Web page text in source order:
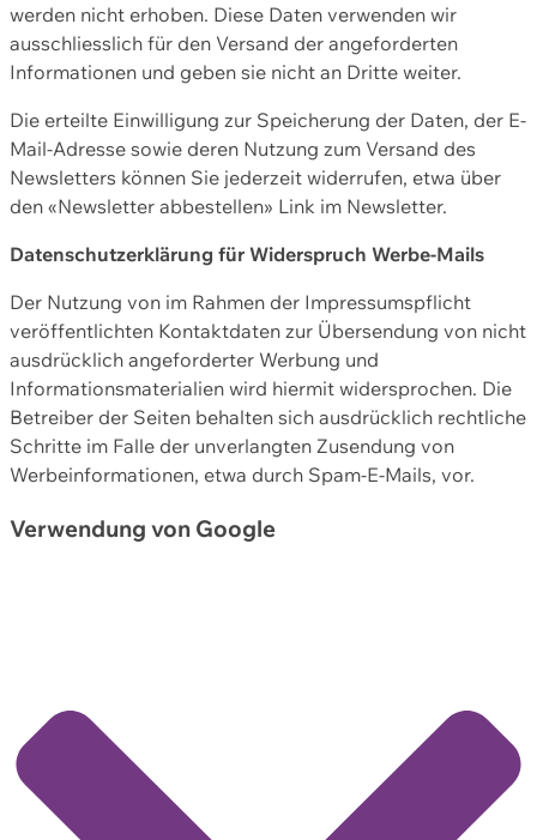
werden nicht erhoben. Diese Daten verwenden wir
ausschliesslich für den Versand der angeforderten
Informationen und geben sie nicht an Dritte weiter.
Die erteilte Einwilligung zur Speicherung der Daten, der E-
Mail-Adresse sowie deren Nutzung zum Versand des
Newsletters können Sie jederzeit widerrufen, etwa über
den «Newsletter abbestellen» Link im Newsletter.
Datenschutzerklärung für Widerspruch Werbe-Mails
Der Nutzung von im Rahmen der Impressumspflicht
veröffentlichten Kontaktdaten zur Übersendung von nicht
ausdrücklich angeforderter Werbung und
Informationsmaterialien wird hiermit widersprochen. Die
Betreiber der Seiten behalten sich ausdrücklich rechtliche
Schritte im Falle der unverlangten Zusendung von
Werbeinformationen, etwa durch Spam-E-Mails, vor.
Verwendung von Google